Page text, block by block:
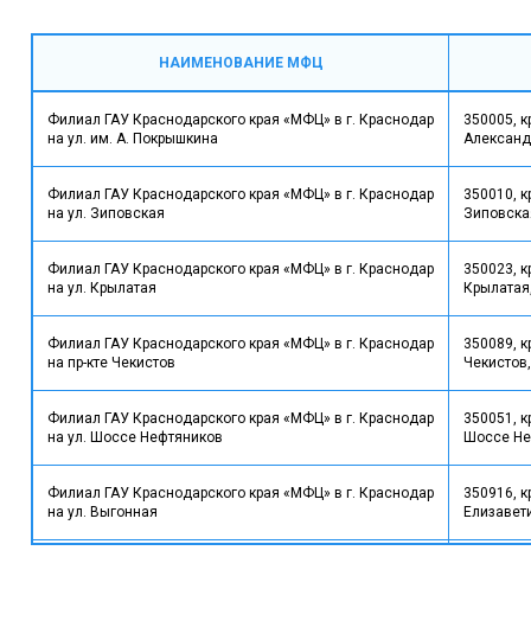
НАИМЕНОВАНИЕ МФЦ
Филиал ГАУ Краснодарского края «МФЦ» в г. Краснодар
на ул. им. А. Покрышкина
350005,
Филиал ГАУ Краснодарского края «МФЦ» в г. Краснодар
на ул. Зиповская
350010,
Филиал ГАУ Краснодарского края «МФЦ» в г. Краснодар
на ул. Крылатая
350023,
Филиал ГАУ Краснодарского края «МФЦ» в г. Краснодар
на пр-кте Чекистов
350089,
Филиал ГАУ Краснодарского края «МФЦ» в г. Краснодар
на ул. Шоссе Нефтяников
350051,
Шоссе
Филиал ГАУ Краснодарского края «МФЦ» в г. Краснодар
на ул. Выгонная
350916,